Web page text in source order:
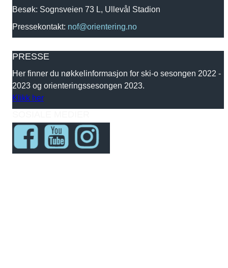
Besøk: Sognsveien 73 L, Ullevål Stadion
Pressekontakt: nof@orientering.no
PRESSE
Her finner du nøkkelinformasjon for ski-o sesongen 2022 -
2023 og orienteringssesongen 2023.
Klikk her